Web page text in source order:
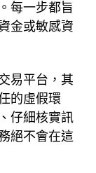
每一步都旨
金或敏感資
易平台，其
的虛假環
仔細核實訊
絕不會在這